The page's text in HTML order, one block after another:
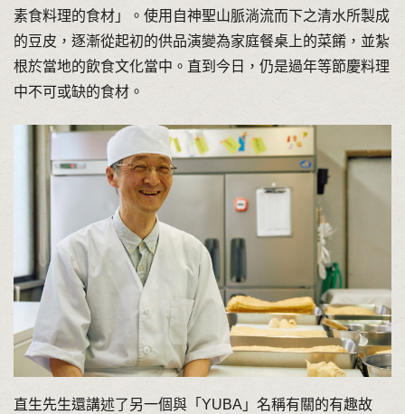
素食料理的食材」。使用自神聖山脈淌流而下之清水所製成
的豆皮，逐漸從起初的供品演變為家庭餐桌上的菜餚，並紮
根於當地的飲食文化當中。直到今日，仍是過年等節慶料理
中不可或缺的食材。
直生先生還講述了另一個與「YUBA」名稱有關的有趣故